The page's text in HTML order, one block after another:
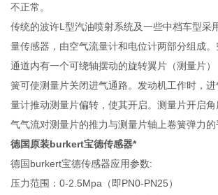
不正常。
传统的波许L型汽油喷射系统及一些中档车型采
量传感器，由空气流量计和电位计两部分组成
通道内有一个可绕轴摆动的旋转翼片（测量片
簧可使测量片关闭进气通路。发动机工作时，
量计推动测量片偏转，使其开启。测量片开启
气气流对测量片的推力与测量片轴上卷簧弹力的
德国原装burkert宝德传感器*
德国burkert宝德传感器应用参数:
压力范围：0-2.5Mpa（即PN0-PN25）